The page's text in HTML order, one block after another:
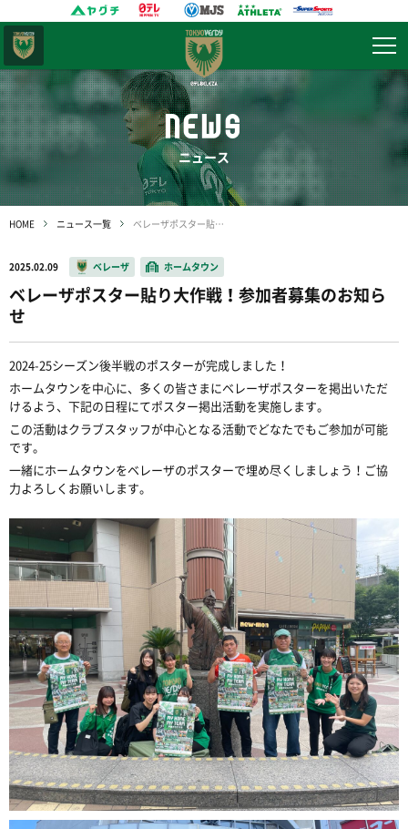
NEWS
ニュース
HOME ニュース一覧 ベレーザポスター貼り大作戦！参加者募集のお知らせ
2025.02.09 ベレーザ ホームタウン
ベレーザポスター貼り大作戦！参加者募集のお知ら
せ
2024-25シーズン後半戦のポスターが完成しました！
ホームタウンを中心に、多くの皆さまにベレーザポスターを掲出いただ
けるよう、下記の日程にてポスター掲出活動を実施します。
この活動はクラブスタッフが中心となる活動でどなたでもご参加が可能
です。
一緒にホームタウンをベレーザのポスターで埋め尽くしましょう！ご協
力よろしくお願いします。